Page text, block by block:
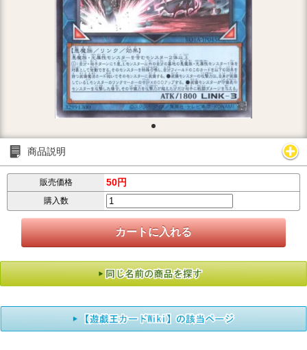
商品説明
販売価格 50円
購入数